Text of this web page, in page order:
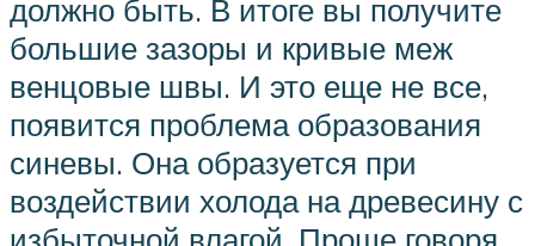
должно быть. В итоге вы получите
большие зазоры и кривые меж
венцовые швы. И это еще не все,
появится проблема образования
синевы. Она образуется при
воздействии холода на древесину с